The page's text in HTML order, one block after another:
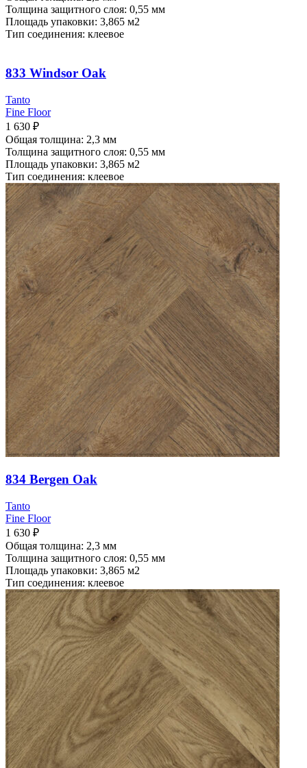
Толщина защитного слоя: 0,55 мм
Площадь упаковки: 3,865 м2
Тип соединения: клеевое
833 Windsor Oak
Tanto
Fine Floor
1 630 ₽
Общая толщина: 2,3 мм
Толщина защитного слоя: 0,55 мм
Площадь упаковки: 3,865 м2
Тип соединения: клеевое
834 Bergen Oak
Tanto
Fine Floor
1 630 ₽
Общая толщина: 2,3 мм
Толщина защитного слоя: 0,55 мм
Площадь упаковки: 3,865 м2
Тип соединения: клеевое